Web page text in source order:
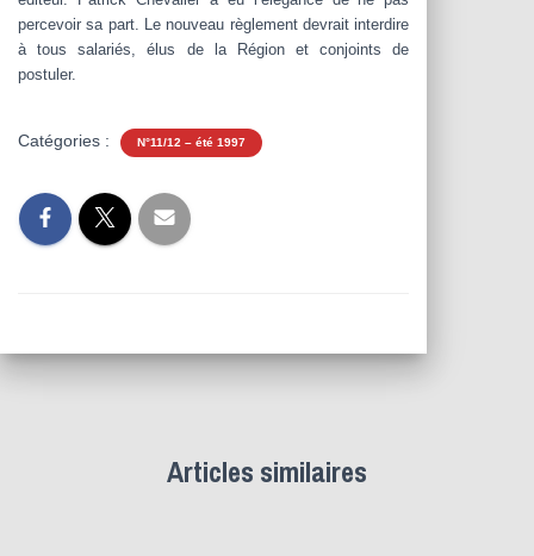
percevoir sa part. Le nouveau règlement devrait interdire
à tous salariés, élus de la Région et conjoints de
postuler.
Catégories : N°11/12 – été 1997
Articles similaires